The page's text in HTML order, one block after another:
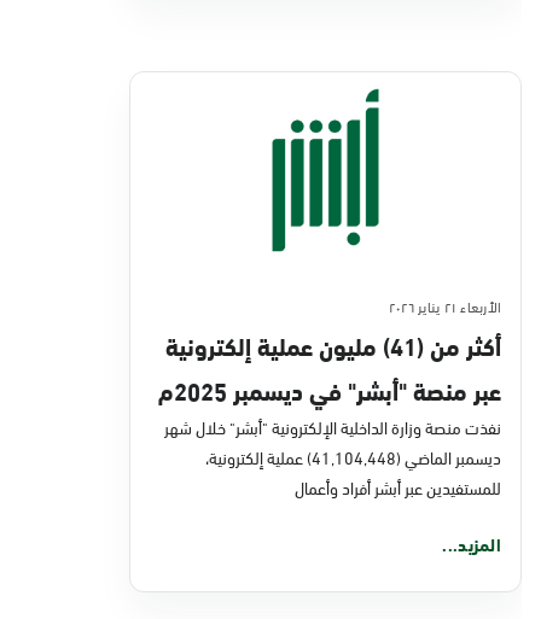
الأربعاء ٢١ يناير ٢٠٢٦
أكثر من (41) مليون عملية إلكترونية
عبر منصة "أبشر" في ديسمبر 2025م
نفذت منصة وزارة الداخلية الإلكترونية "أبشر" خلال شهر
ديسمبر الماضي (41,104,448) عملية إلكترونية،
للمستفيدين عبر أبشر أفراد وأعمال
المزيد...